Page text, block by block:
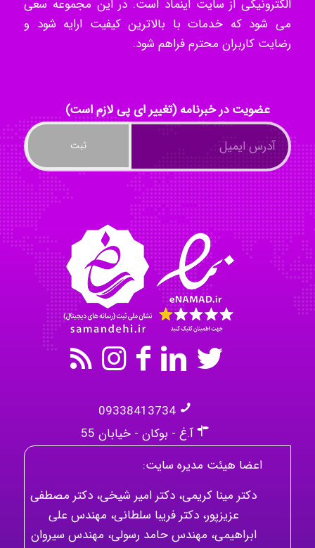
Radman Amini
Mohammad
Tavan
akhtar shahsavandi
الکترونیکی از سایت اینماد است. در این مجموعه سعی
می شود که خدمات با بالاترین کیفیت ارایه شود و
رضایت کاربران محترم فراهم شود.
عضویت در خبرنامه (تغییر ای پی لازم است)
09338413734
آ.غ - بوکان - خیابان 55
اعضا هیئت مدیره سایت:
دکتر مینا کریمی، دکتر امیر شیخی، دکتر مصطفی
عزیزپور، دکتر فریبا سلطانی، مهندس علی
ابراهیمی، مهندس حامد رسولی، مهندس سیروان